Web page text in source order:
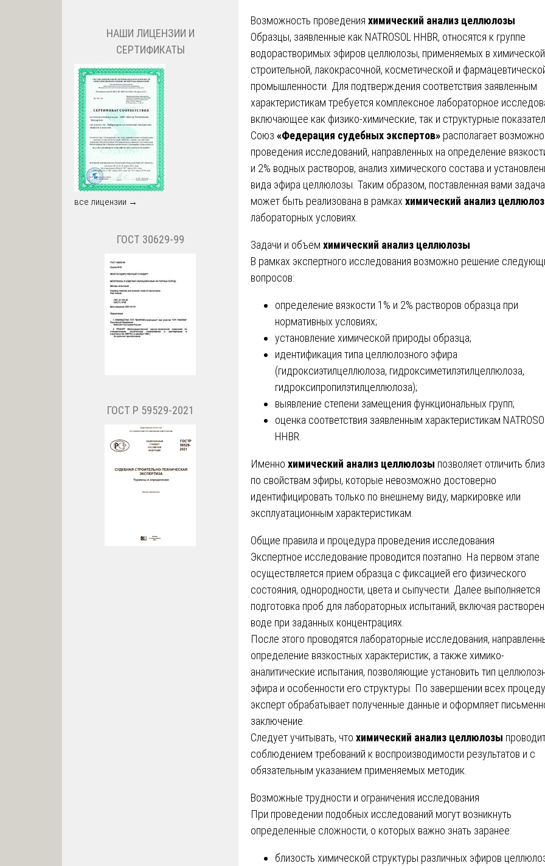
Возможность проведения химический анализ целлюлозы
Образцы, заявленные как NATROSOL HHBR, относятся к группе
водорастворимых эфиров целлюлозы, применяемых в
строительной, лакокрасочной, косметической и
промышленности. Для подтверждения соответствия заявленным
характеристикам требуется комплексное лабораторное
включающее как физико-химические, так и структурные
Союз «Федерация судебных экспертов» располагает
проведения исследований, направленных на определение
и 2% водных растворов, анализ химического состава и
вида эфира целлюлозы. Таким образом, поставленная вами задача
может быть реализована в рамках химический анализ
лабораторных условиях.
Задачи и объем химический анализ целлюлозы
В рамках экспертного исследования возможно решение
вопросов:
определение вязкости 1% и 2% растворов образца при
нормативных условиях;
установление химической природы образца;
идентификация типа целлюлозного эфира
(гидроксиэтилцеллюлоза, гидроксиметилэтилцеллюлоза,
гидроксипропилэтилцеллюлоза);
выявление степени замещения функциональных групп;
оценка соответствия заявленным характеристикам NATROSOL
HHBR.
Именно химический анализ целлюлозы позволяет отличить
по свойствам эфиры, которые невозможно достоверно
идентифицировать только по внешнему виду, маркировке или
эксплуатационным характеристикам.
Общие правила и процедура проведения исследования
Экспертное исследование проводится поэтапно. На первом этапе
осуществляется прием образца с фиксацией его физического
состояния, однородности, цвета и сыпучести. Далее выполняется
подготовка проб для лабораторных испытаний, включая
воде при заданных концентрациях.
После этого проводятся лабораторные исследования,
определение вязкостных характеристик, а также химико-
аналитические испытания, позволяющие установить тип
эфира и особенности его структуры. По завершении всех
эксперт обрабатывает полученные данные и оформляет
заключение.
Следует учитывать, что химический анализ целлюлозы
соблюдением требований к воспроизводимости результатов и с
обязательным указанием применяемых методик.
Возможные трудности и ограничения исследования
При проведении подобных исследований могут возникнуть
определенные сложности, о которых важно знать заранее:
близость химической структуры различных эфиров
НАШИ ЛИЦЕНЗИИ И
СЕРТИФИКАТЫ
все лицензии →
ГОСТ 30629-99
ГОСТ Р 59529-2021